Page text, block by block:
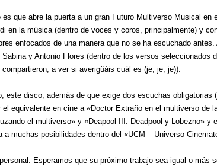
es que abre la puerta a un gran Futuro Multiverso Musical
en la música (dentro de voces y coros, principalmente) y
enfocados de una manera que no se ha escuchado
Sabina y Antonio Flores (dentro de los versos seleccionados
compartieron, a ver si averigüáis cuál es (je, je, je)).
este disco, además de que exige dos escuchas
el equivalente en cine a «Doctor Extraño en el multiverso de
el multiverso» y «Deapool III: Deadpool y Lobezno» y
a muchas posibilidades dentro del «UCM – Universo
Esperamos que su próximo trabajo sea igual o más